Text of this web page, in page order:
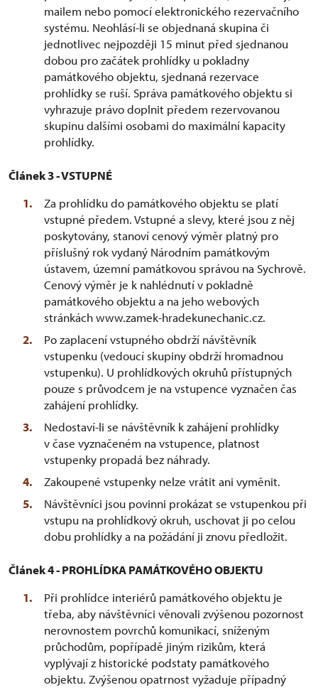
mailem nebo pomocí elektronického rezervačního
systému. Neohlásí-li se objednaná skupina či
jednotlivec nejpozději 15 minut před sjednanou
dobou pro začátek prohlídky u pokladny
památkového objektu, sjednaná rezervace
prohlídky se ruší. Správa památkového objektu si
vyhrazuje právo doplnit předem rezervovanou
skupinu dalšími osobami do maximální kapacity
prohlídky.
Článek 3 - VSTUPNÉ
Za prohlídku do památkového objektu se platí
vstupné předem. Vstupné a slevy, které jsou z něj
poskytovány, stanoví cenový výměr platný pro
příslušný rok vydaný Národním památkovým
ústavem, územní památkovou správou na Sychrově.
Cenový výměr je k nahlédnutí v pokladně
památkového objektu a na jeho webových
stránkách www.zamek-hradekunechanic.cz.
Po zaplacení vstupného obdrží návštěvník
vstupenku (vedoucí skupiny obdrží hromadnou
vstupenku). U prohlídkových okruhů přístupných
pouze s průvodcem je na vstupence vyznačen čas
zahájení prohlídky.
Nedostaví-li se návštěvník k zahájení prohlídky
v čase vyznačeném na vstupence, platnost
vstupenky propadá bez náhrady.
Zakoupené vstupenky nelze vrátit ani vyměnit.
Návštěvníci jsou povinni prokázat se vstupenkou při
vstupu na prohlídkový okruh, uschovat ji po celou
dobu prohlídky a na požádání ji znovu předložit.
Článek 4 - PROHLÍDKA PAMÁTKOVÉHO OBJEKTU
Při prohlídce interiérů památkového objektu je
třeba, aby návštěvníci věnovali zvýšenou pozornost
nerovnostem povrchů komunikací, sníženým
průchodům, popřípadě jiným rizikům, která
vyplývají z historické podstaty památkového
objektu. Zvýšenou opatrnost vyžaduje případný